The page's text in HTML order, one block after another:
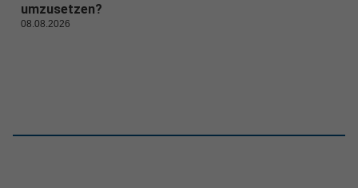
umzusetzen?
08.08.2026